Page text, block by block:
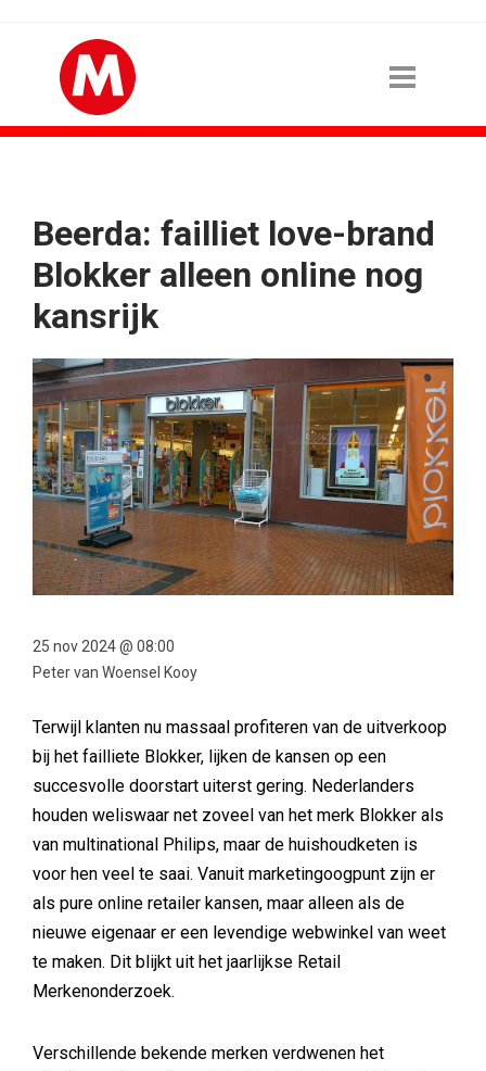
Beerda: failliet love-brand
Blokker alleen online nog
kansrijk
25 nov 2024 @ 08:00
Peter van Woensel Kooy
Terwijl klanten nu massaal profiteren van de uitverkoop
bij het failliete Blokker, lijken de kansen op een
succesvolle doorstart uiterst gering. Nederlanders
houden weliswaar net zoveel van het merk Blokker als
van multinational Philips, maar de huishoudketen is
voor hen veel te saai. Vanuit marketingoogpunt zijn er
als pure online retailer kansen, maar alleen als de
nieuwe eigenaar er een levendige webwinkel van weet
te maken. Dit blijkt uit het jaarlijkse Retail
Merkenonderzoek.
Verschillende bekende merken verdwenen het